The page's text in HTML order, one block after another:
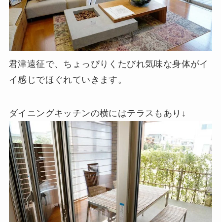
君津遠征で、ちょっぴりくたびれ気味な身体がイ
イ感じでほぐれていきます。
ダイニングキッチンの横にはテラスもあり↓